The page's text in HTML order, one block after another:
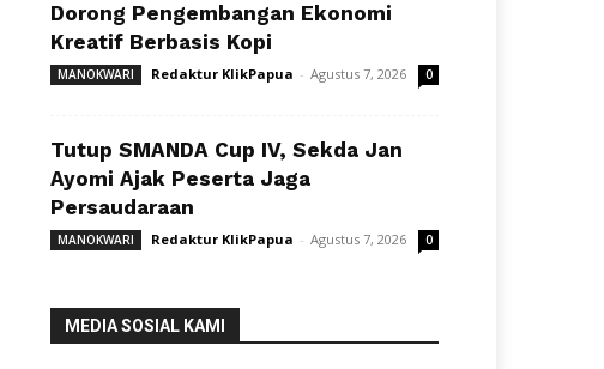
Dorong Pengembangan Ekonomi
Kreatif Berbasis Kopi
MANOKWARI Redaktur KlikPapua - Agustus 7, 2026 0
Tutup SMANDA Cup IV, Sekda Jan
Ayomi Ajak Peserta Jaga
Persaudaraan
MANOKWARI Redaktur KlikPapua - Agustus 7, 2026 0
MEDIA SOSIAL KAMI